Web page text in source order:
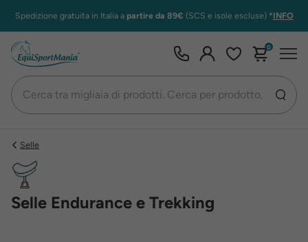
Spedizione gratuita in Italia a partire da 89€ (SCS e isole escluse) *INFO
0
Selle
Selle Endurance e Trekking